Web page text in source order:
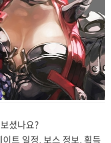
셨나요?
트 일정, 보스 정보, 획득